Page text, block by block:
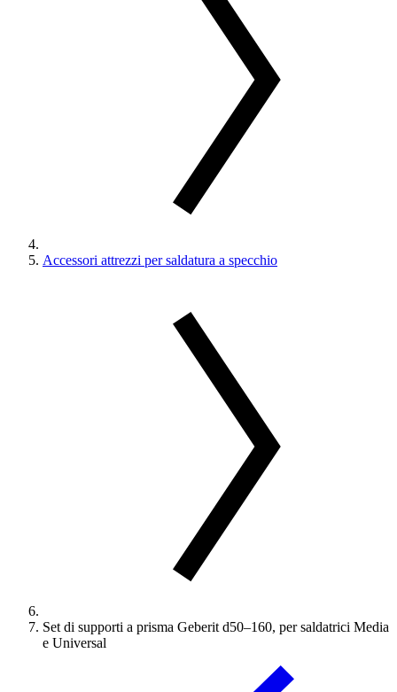
Accessori attrezzi per saldatura a specchio
Set di supporti a prisma Geberit d50–160, per saldatrici Media
e Universal